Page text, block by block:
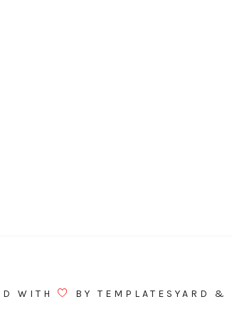
WITH BY TEMPLATESYARD &